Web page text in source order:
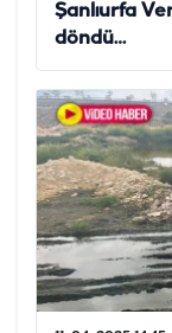
Şanlıurfa
döndü…